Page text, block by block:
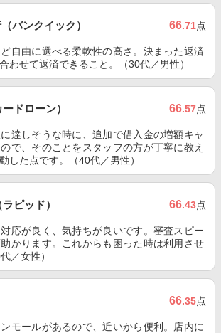
バンクイック） 66.71点
自由に選べる柔軟性の高さ。決まった返済
わせて返済できること。（30代／男性）
ドローン） 66.57点
達しそうな時に、追加で借入金の増額キャ
で、そのことをスタッフの方が丁寧に教え
した点です。（40代／男性）
ピッド） 66.43点
応が良く、気持ちが良いです。審査スピー
かります。これからも困った時は利用させ
／女性）
66.35点
モールがあるので、近いから便利。店内に